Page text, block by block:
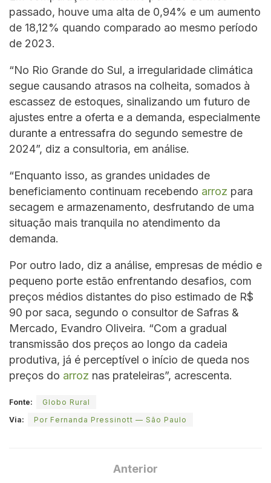
passado, houve uma alta de 0,94% e um aumento
de 18,12% quando comparado ao mesmo período
de 2023.
“No Rio Grande do Sul, a irregularidade climática
segue causando atrasos na colheita, somados à
escassez de estoques, sinalizando um futuro de
ajustes entre a oferta e a demanda, especialmente
durante a entressafra do segundo semestre de
2024”, diz a consultoria, em análise.
“Enquanto isso, as grandes unidades de
beneficiamento continuam recebendo arroz para
secagem e armazenamento, desfrutando de uma
situação mais tranquila no atendimento da
demanda.
Por outro lado, diz a análise, empresas de médio e
pequeno porte estão enfrentando desafios, com
preços médios distantes do piso estimado de R$
90 por saca, segundo o consultor de Safras &
Mercado, Evandro Oliveira. “Com a gradual
transmissão dos preços ao longo da cadeia
produtiva, já é perceptível o início de queda nos
preços do arroz nas prateleiras”, acrescenta.
Fonte:
Globo Rural
Via:
Por Fernanda Pressinott — São Paulo
Anterior